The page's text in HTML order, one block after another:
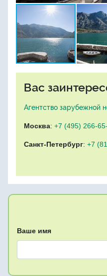
Вас
Агентство зарубежной
Москва: +7 (495) 266-
Санкт-Петербург: +7
Ваше имя